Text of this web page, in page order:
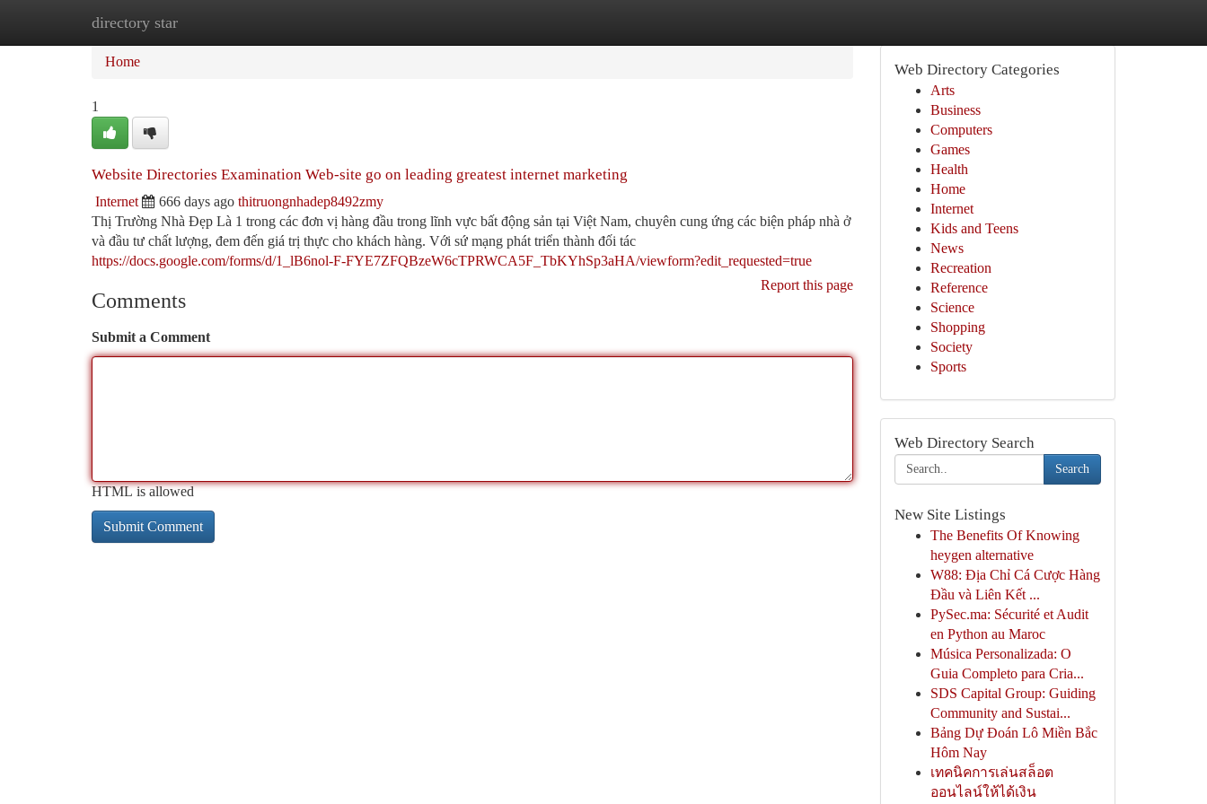
directory star
Home
Home
1
Website Directories Examination Web-site go on leading greatest internet marketing
Internet 666 days ago thitruongnhadep8492zmy
Thị Trường Nhà Đẹp Là 1 trong các đơn vị hàng đầu trong lĩnh vực bất động sản tại Việt Nam, chuyên cung ứng các biện pháp nhà ở
và đầu tư chất lượng, đem đến giá trị thực cho khách hàng. Với sứ mạng phát triển thành đối tác
https://docs.google.com/forms/d/1_lB6nol-F-FYE7ZFQBzeW6cTPRWCA5F_TbKYhSp3aHA/viewform?edit_requested=true
Report this page
Comments
Submit a Comment
HTML is allowed
Web Directory Categories
Arts
Business
Computers
Games
Health
Home
Internet
Kids and Teens
News
Recreation
Reference
Science
Shopping
Society
Sports
Web Directory Search
Search
New Site Listings
The Benefits Of Knowing
heygen alternative
W88: Địa Chỉ Cá Cược Hàng
Đầu và Liên Kết ...
PySec.ma: Sécurité et Audit
en Python au Maroc
Música Personalizada: O
Guia Completo para Cria...
SDS Capital Group: Guiding
Community and Sustai...
Bảng Dự Đoán Lô Miền Bắc
Hôm Nay
เทคนิคการเล่นสล็อต
ออนไลน์ให้ได้เงิน